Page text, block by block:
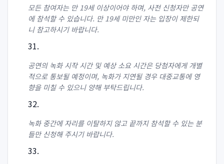
모든 참여자는 만 19세 이상이어야 하며, 사전 신청자만 공연
에 참석할 수 있습니다. 만 19세 미만인 자는 입장이 제한되
니 참고하시기 바랍니다.
공연의 녹화 시작 시간 및 예상 소요 시간은 당첨자에게 개별
적으로 통보될 예정이며, 녹화가 지연될 경우 대중교통에 영
향을 미칠 수 있으니 양해 부탁드립니다.
녹화 중간에 자리를 이탈하지 않고 끝까지 참석할 수 있는 분
들만 신청해 주시기 바랍니다.